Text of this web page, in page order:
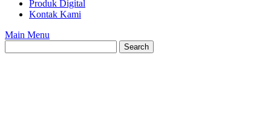
Produk Digital
Kontak Kami
Main Menu